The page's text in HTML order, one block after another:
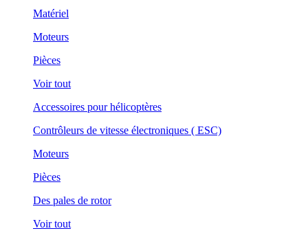
Matériel
Moteurs
Pièces
Voir tout
Accessoires pour hélicoptères
Contrôleurs de vitesse électroniques ( ESC)
Moteurs
Pièces
Des pales de rotor
Voir tout